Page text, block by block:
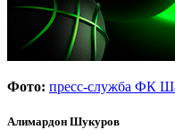
Фото: пресс-служба ФК
Алимардон Шукуров